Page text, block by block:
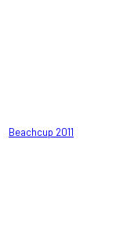
Beachcup 2011